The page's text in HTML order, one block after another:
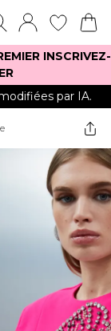
INSCRIVEZ-
par IA.